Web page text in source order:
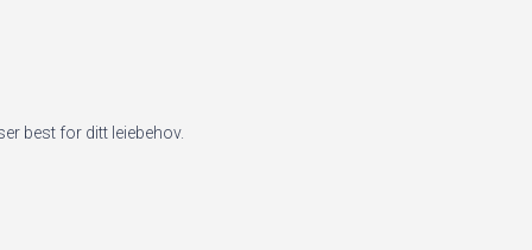
best for ditt leiebehov.